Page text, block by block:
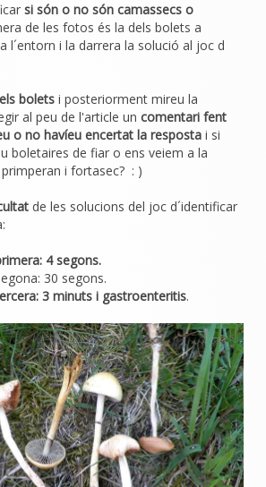
si són o no són camassecs o
de les fotos és la dels bolets a
l´entorn i la darrera la solució al joc d
bolets i posteriorment mireu la
al peu de l'article un comentari fent
o no havíeu encertat la resposta i si
boletaires de fiar o ens veiem a la
i fortasec? : )
de les solucions del joc d´identificar
4 segons.
30 segons.
3 minuts i gastroenteritis.